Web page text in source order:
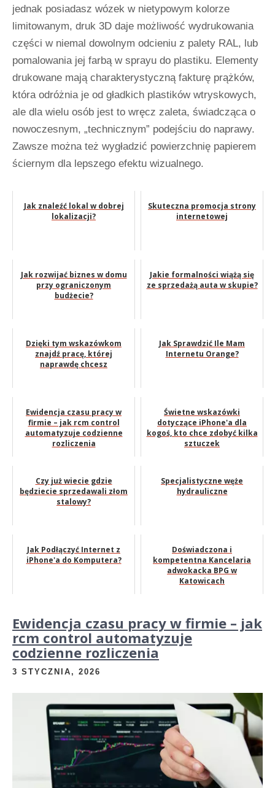
jednak posiadasz wózek w nietypowym kolorze
limitowanym, druk 3D daje możliwość wydrukowania
części w niemal dowolnym odcieniu z palety RAL, lub
pomalowania jej farbą w sprayu do plastiku. Elementy
drukowane mają charakterystyczną fakturę prążków,
która odróżnia je od gładkich plastików wtryskowych,
ale dla wielu osób jest to wręcz zaleta, świadcząca o
nowoczesnym, „technicznym” podejściu do naprawy.
Zawsze można też wygładzić powierzchnię papierem
ściernym dla lepszego efektu wizualnego.
Jak znaleźć lokal w dobrej
lokalizacji?
Skuteczna promocja strony
internetowej
Jak rozwijać biznes w domu
przy ograniczonym
budżecie?
Jakie formalności wiążą się
ze sprzedażą auta w skupie?
Dzięki tym wskazówkom
znajdź pracę, której
naprawdę chcesz
Jak Sprawdzić Ile Mam
Internetu Orange?
Ewidencja czasu pracy w
firmie – jak rcm control
automatyzuje codzienne
rozliczenia
Świetne wskazówki
dotyczące iPhone'a dla
kogoś, kto chce zdobyć kilka
sztuczek
Czy już wiecie gdzie
będziecie sprzedawali złom
stalowy?
Specjalistyczne węże
hydrauliczne
Jak Podłączyć Internet z
iPhone'a do Komputera?
Doświadczona i
kompetentna Kancelaria
adwokacka BPG w
Katowicach
Ewidencja czasu pracy w firmie – jak
rcm control automatyzuje
codzienne rozliczenia
3 STYCZNIA, 2026